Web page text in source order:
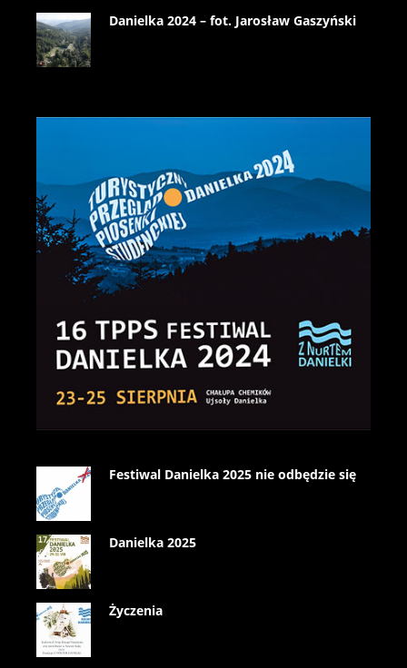
Danielka 2024 – fot. Jarosław Gaszyński
Festiwal Danielka 2025 nie odbędzie się
Danielka 2025
Życzenia